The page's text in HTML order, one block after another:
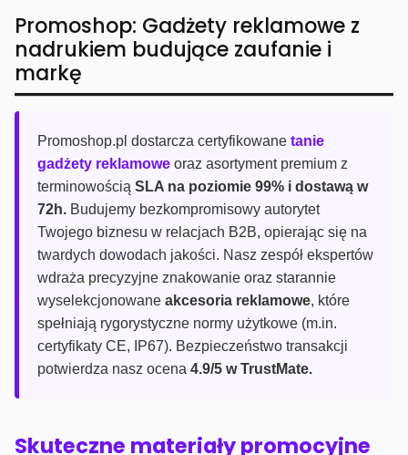
Promoshop: Gadżety reklamowe z
nadrukiem budujące zaufanie i
markę
Promoshop.pl dostarcza certyfikowane tanie
gadżety reklamowe oraz asortyment premium z
terminowością SLA na poziomie 99% i dostawą w
72h. Budujemy bezkompromisowy autorytet
Twojego biznesu w relacjach B2B, opierając się na
twardych dowodach jakości. Nasz zespół ekspertów
wdraża precyzyjne znakowanie oraz starannie
wyselekcjonowane akcesoria reklamowe, które
spełniają rygorystyczne normy użytkowe (m.in.
certyfikaty CE, IP67). Bezpieczeństwo transakcji
potwierdza nasz ocena 4.9/5 w TrustMate.
Skuteczne materiały promocyjne